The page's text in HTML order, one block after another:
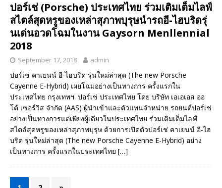
ปอร์เช่ (Porsche) ประเทศไทย ร่วมเติมเต็มไลฟ์
สไตล์สุดหรูของเหล่าสุภาพบุรุษนำรถอี-ไฮบริดรุ่
นเด่นอวดโฉมในงาน Gaysorn Menllennial
2018
September 17, 2018 admin
ปอร์เช่ คาเยนน์ อี-ไฮบริด รุ่นใหม่ล่าสุด (The new Porsche
Cayenne E-Hybrid) เผยโฉมอย่างเป็นทางการ ครั้งแรกใน
ประเทศไทย กรุงเทพฯ. ปอร์เช่ ประเทศไทย โดย บริษัท เอเอเอส ออ
โต้ เซอร์วิส จำกัด (AAS) ผู้นำเข้าและตัวแทนจำหน่าย รถยนต์ปอร์เช่
อย่างเป็นทางการแต่เพียงผู้เดียวในประเทศไทย ร่วมเติมเต็มไลฟ์
สไตล์สุดหรูของเหล่าสุภาพบุรุษ ด้วยการเปิดตัวปอร์เช่ คาเยนน์ อี-ไฮ
บริด รุ่นใหม่ล่าสุด (The new Porsche Cayenne E-Hybrid) อย่าง
เป็นทางการ ครั้งแรกในประเทศไทย […]